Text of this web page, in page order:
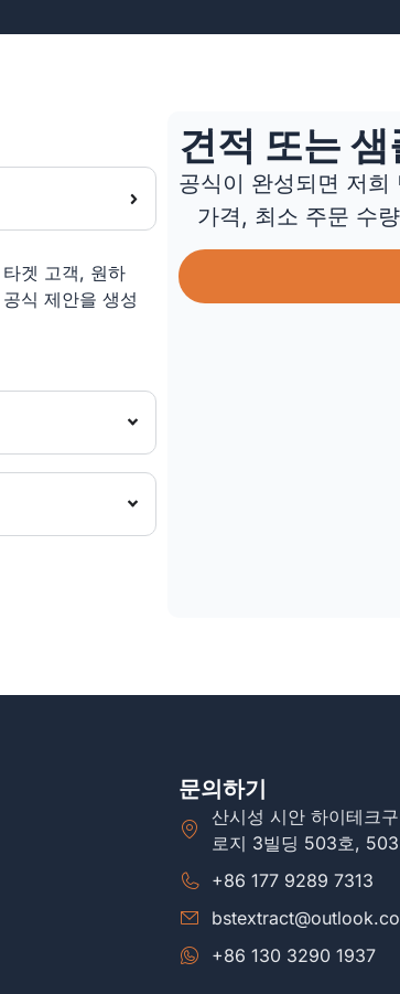
겟 고객, 원하
식 제안을 생성
견적 또는
공식이 완성되면 저
가격, 최소 주문 수
문의하기
산시성 시안 하이테크
로지 3빌딩 503호, 503
+86 177 9289 7313
+86 130 3290 1937